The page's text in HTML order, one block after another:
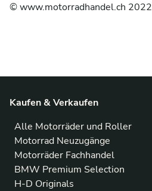
© www.motorradhandel.ch 2022
Kaufen & Verkaufen
Alle Motorräder und Roller
Motorrad Neuzugänge
Motorräder Fachhandel
BMW Premium Selection
H-D Originals